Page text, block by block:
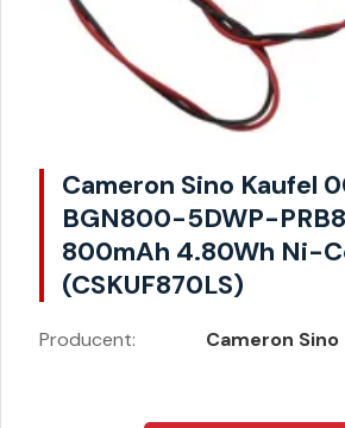
Cameron Sino Kaufel
BGN800-5DWP-
800mAh 4.80Wh Ni-
(CSKUF870LS)
Producent: Cameron Sino